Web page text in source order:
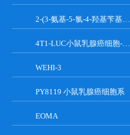
2-(3-氨基-5-氯-4-羟基苄基)-1H-异吲哚-1,3(2H)-二酮
4T1-LUC小鼠乳腺癌细胞-荧光素酶标记
WEHI-3
PY8119 小鼠乳腺癌细胞系
EOMA